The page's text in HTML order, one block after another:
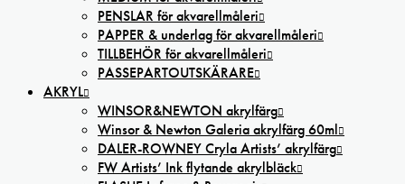
PENSLAR för akvarellmåleri
PAPPER & underlag för akvarellmåleri
TILLBEHÖR för akvarellmåleri
PASSEPARTOUTSKÄRARE
AKRYL
WINSOR&NEWTON akrylfärg
Winsor & Newton Galeria akrylfärg 60ml
DALER-ROWNEY Cryla Artists’ akrylfärg
FW Artists’ Ink flytande akrylbläck